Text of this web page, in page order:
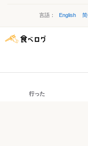
言語： English
行った